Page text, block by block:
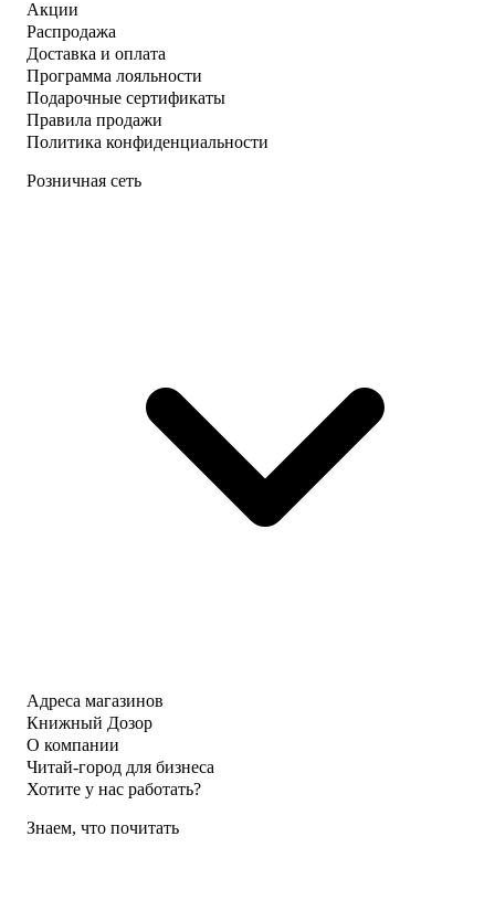
Акции
Распродажа
Доставка и оплата
Программа лояльности
Подарочные сертификаты
Правила продажи
Политика конфиденциальности
Розничная сеть
Адреса магазинов
Книжный Дозор
О компании
Читай-город для бизнеса
Хотите у нас работать?
Знаем, что почитать